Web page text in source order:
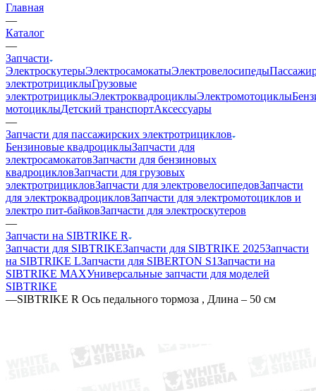
Главная
—
Каталог
—
Запчасти
ЭлектроскутерыЭлектросамокатыЭлектровелосипеды
электротрициклыГрузовые
электротрициклыЭлектроквадроциклыЭлектромотоциклы
мотоциклыДетский транспортАксессуары
—
Запчасти для пассажирских электротрициклов
Бензиновые квадроциклыЗапчасти для
электросамокатовЗапчасти для бензиновых
квадроцикловЗапчасти для грузовых
электротрицикловЗапчасти для электровелосипедовЗапчасти
для электроквадроцикловЗапчасти для электромотоциклов и
электро пит-байковЗапчасти для электроскутеров
—
Запчасти на SIBTRIKE R
Запчасти для SIBTRIKEЗапчасти для SIBTRIKE 2025Запчасти
на SIBTRIKE LЗапчасти для SIBERTON S1Запчасти на
SIBTRIKE MAXУниверсальные запчасти для моделей
SIBTRIKE
—SIBTRIKE R Ось педального тормоза , Длина – 50 см